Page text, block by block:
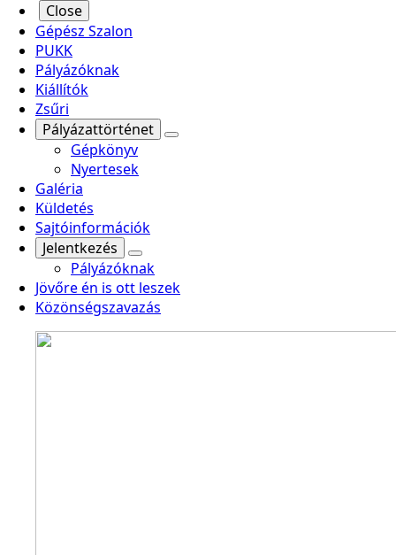
Close
Gépész Szalon
PUKK
Pályázóknak
Kiállítók
Zsűri
Pályázattörténet
Gépkönyv
Nyertesek
Galéria
Küldetés
Sajtóinformációk
Jelentkezés
Pályázóknak
Jövőre én is ott leszek
Közönségszavazás